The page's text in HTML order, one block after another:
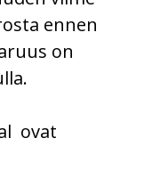
ennen
on
ovat